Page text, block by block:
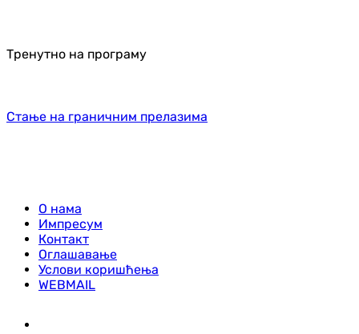
Тренутно на програму
Стање на граничним прелазима
О нама
Импресум
Контакт
Оглашавање
Услови коришћења
WEBMAIL